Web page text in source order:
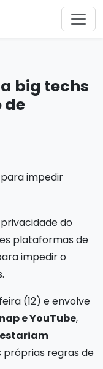
big techs
de
do
plataformas de
impedir o
(12) e envolve
e YouTube,
próprias regras de